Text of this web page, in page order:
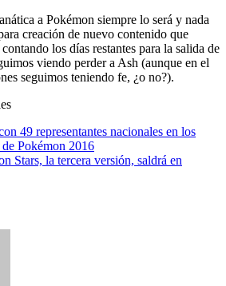
a Pokémon siempre lo será y nada
creación de nuevo contenido que
los días restantes para la salida de
viendo perder a Ash (aunque en el
seguimos teniendo fe, ¿o no?).
49 representantes nacionales en los
Pokémon 2016
Stars, la tercera versión, saldrá en